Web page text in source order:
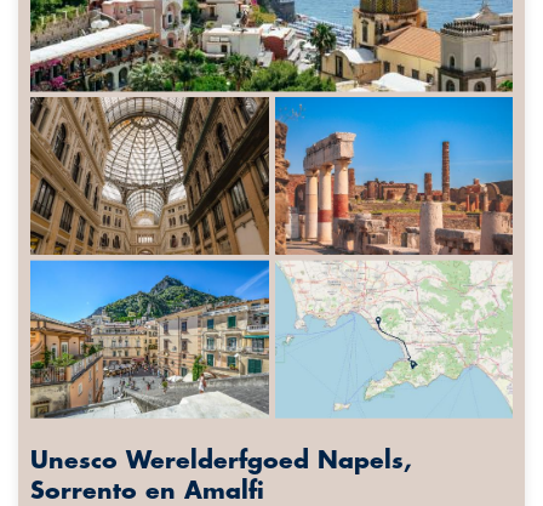
Unesco Werelderfgoed Napels,
Sorrento en Amalfi